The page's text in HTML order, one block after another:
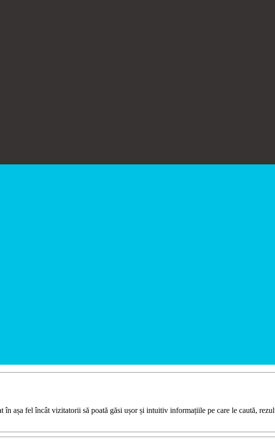
în așa fel încât vizitatorii să poată găsi ușor și intuitiv informațiile pe care le caută,